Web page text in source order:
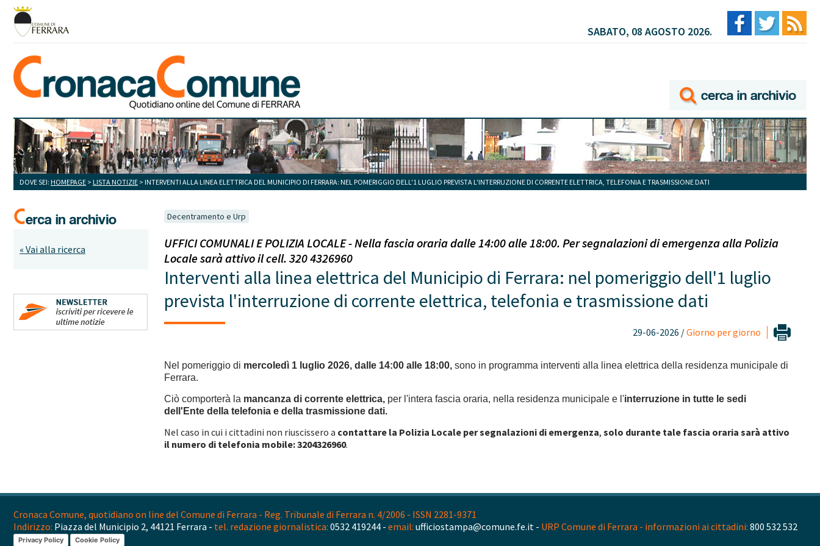
SABATO, 08 AGOSTO 2026.
DOVE SEI: HOMEPAGE > LISTA NOTIZIE > INTERVENTI ALLA LINEA ELETTRICA DEL MUNICIPIO DI FERRARA: NEL POMERIGGIO DELL'1 LUGLIO PREVISTA L'INTERRUZIONE DI CORRENTE ELETTRICA, TELEFONIA E TRASMISSIONE DATI
« Vai alla ricerca
Decentramento e Urp
UFFICI COMUNALI E POLIZIA LOCALE - Nella fascia oraria dalle 14:00 alle 18:00. Per segnalazioni di emergenza alla Polizia
Locale sarà attivo il cell. 320 4326960
Interventi alla linea elettrica del Municipio di Ferrara: nel pomeriggio dell'1 luglio
prevista l'interruzione di corrente elettrica, telefonia e trasmissione dati
29-06-2026 /Giorno per giorno
Nel pomeriggio di mercoledì 1 luglio 2026, dalle 14:00 alle 18:00, sono in programma interventi alla linea elettrica della residenza municipale di
Ferrara.
Ciò comporterà la mancanza di corrente elettrica, per l'intera fascia oraria, nella residenza municipale e l'interruzione in tutte le sedi
dell'Ente della telefonia e della trasmissione dati.
Nel caso in cui i cittadini non riuscissero a contattare la Polizia Locale per segnalazioni di emergenza, solo durante tale fascia oraria sarà attivo
il numero di telefonia mobile: 3204326960.
Cronaca Comune, quotidiano on line del Comune di Ferrara - Reg. Tribunale di Ferrara n. 4/2006 - ISSN 2281-9371
Indirizzo: Piazza del Municipio 2, 44121 Ferrara - tel. redazione giornalistica: 0532 419244 - email: ufficiostampa@comune.fe.it - URP Comune di Ferrara - informazioni ai cittadini: 800 532 532
Privacy Policy Cookie Policy